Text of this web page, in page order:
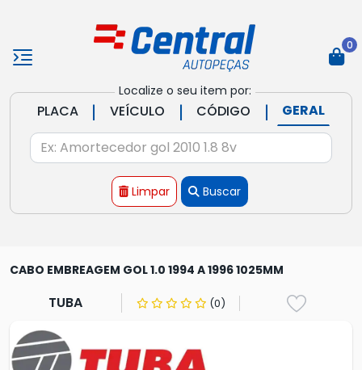
Localize o seu item por:
PLACA | VEÍCULO | CÓDIGO | GERAL
Limpar Buscar
0
CABO EMBREAGEM GOL 1.0 1994 A 1996 1025MM
TUBA (0)